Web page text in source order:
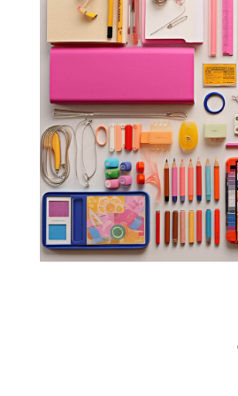
opciones
pueden
página
de
producto